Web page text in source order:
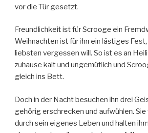
vor die Tür gesetzt.
Freundlichkeit ist für Scrooge ein
Weihnachten ist für ihn ein lästiges Fest,
liebsten vergessen will. So ist es an
zuhause kalt und ungemütlich und
gleich ins Bett.
Doch in der Nacht besuchen ihn drei
gehörig erschrecken und aufwühlen.
durch sein eigenes Leben und halten